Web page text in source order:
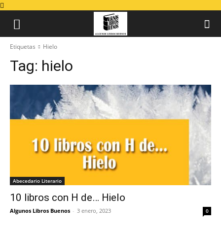
Etiquetas Hielo
Tag: hielo
Abecedario Literario
10 libros con H de… Hielo
Algunos Libros Buenos - 3 enero, 2023 0